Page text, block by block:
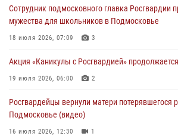
крупную сумму в Подмосковье
31 июля 2026, 14:00
действиях в Подмосковье (видео)
31 июля 2026, 09:30 1
Сотрудник подмосковного главка Росгвардии
мужества для школьников в Подмосковье
18 июля 2026, 07:09 3
Акция «Каникулы с Росгвардией»
19 июля 2026, 06:00 2
Росгвардейцы вернули матери потерявшегося
Подмосковье (видео)
16 июля 2026, 12:30 1